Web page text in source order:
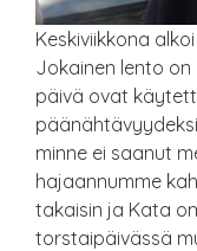
Keskiviikkona
Jokainen lento
päivä ovat
minne ei saanut
hajaannumme
takaisin ja Kata
torstaipäivässä